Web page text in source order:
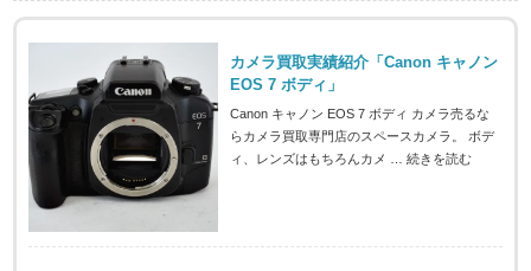
カメラ買取実績紹介「Canon キャノン
EOS 7 ボディ」
Canon キャノン EOS 7 ボディ カメラ売るな
らカメラ買取専門店のスペースカメラ。 ボデ
ィ、レンズはもちろんカメ …続きを読む